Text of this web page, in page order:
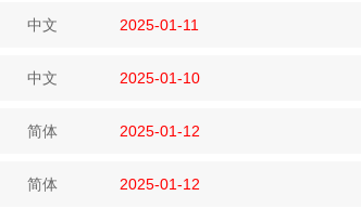
中文 2025-01-11
中文 2025-01-10
简体 2025-01-12
简体 2025-01-12